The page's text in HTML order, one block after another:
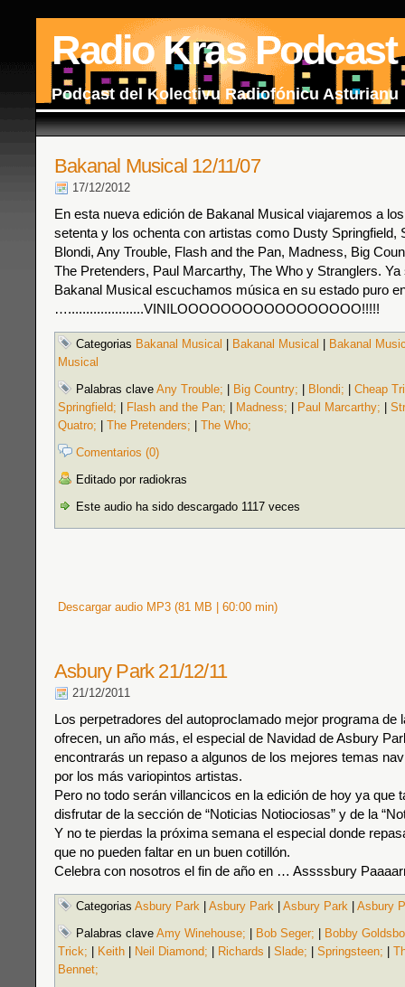
Radio Kras Podcast
Podcast del Kolectivu Radiofónicu Asturianu
Bakanal Musical 12/11/07
17/12/2012
En esta nueva edición de Bakanal Musical viajaremos a
setenta y los ochenta con artistas como Dusty Springfield,
Blondi, Any Trouble, Flash and the Pan, Madness, Big
The Pretenders, Paul Marcarthy, The Who y Stranglers. Ya
Bakanal Musical escuchamos música en su estado puro
….....................VINILOOOOOOOOOOOOOOOOO!!!!!
Categorias Bakanal Musical Bakanal Musical
Bakanal
Musical
Palabras clave Any Trouble; Big Country; Blondi;
Cheap
Springfield;
Flash and the Pan; Madness; Paul Marcarthy;
Quatro;
The Pretenders;
The Who;
Comentarios (0)
Editado por radiokras
Este audio ha sido descargado 1117 veces
Descargar audio MP3 (81 MB | 60:00 min)
Asbury Park 21/12/11
21/12/2011
Los perpetradores del autoproclamado mejor programa de
ofrecen, un año más, el especial de Navidad de Asbury
encontrarás un repaso a algunos de los mejores temas
por los más variopintos artistas.
Pero no todo serán villancicos en la edición de hoy ya que
disfrutar de la sección de “Noticias Notiociosas” y de la
Y no te pierdas la próxima semana el especial donde
que no pueden faltar en un buen cotillón.
Celebra con nosotros el fin de año en … Assssbury
Categorias Asbury Park Asbury Park Asbury Park
Asbury
Palabras clave Amy Winehouse; Bob Seger;
Bobby
Trick;
Keith Neil Diamond; Richards Slade; Springsteen;
Bennet;